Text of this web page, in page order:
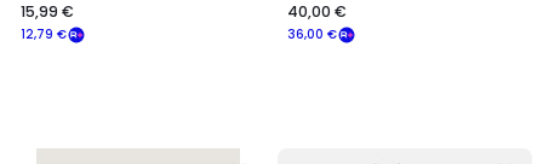
12,79 €
15,99 €
36,00 €
40,00 €